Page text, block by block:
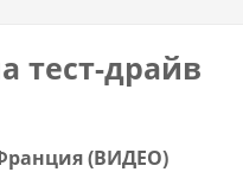
тест-драйв
(ВИДЕО)